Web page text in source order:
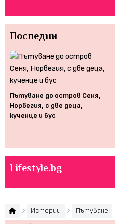
Последни
Пътуване до остров Сеня,
Норвегия, с две деца,
кученце и бус
Lifestyle.bg
Истории
Пътуване